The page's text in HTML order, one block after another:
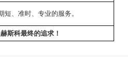
短、准时、专业的服务。
斯科最终的追求！